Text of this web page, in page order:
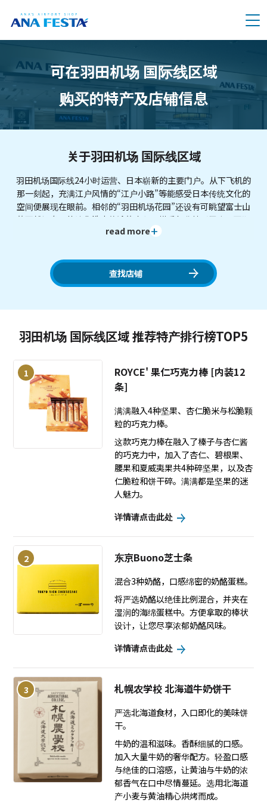
メニュー
可在羽田机场 国际线区域
购买的特产及店铺信息
关于羽田机场 国际线区域
羽田机场国际线24小时运营、日本崭新的主要门户。从下飞机的
那一刻起，充满江户风情的“江户小路”等能感受日本传统文化的
空间便展现在眼前。相邻的“羽田机场花园”还设有可眺望富士山
的天然温泉，能让您洗去旅途的疲惫。搭乘免费接驳巴士即可顺
畅地移动至国内线航站楼，是一座以最短距离连接世界与日本各
read more
查找店铺
羽田机场 国际线区域 推荐特产排行榜TOP5
1
ROYCE' 果仁巧克力棒 [内装12
条]
满满融入4种坚果、杏仁脆米与松脆颗
粒的巧克力棒。
这款巧克力棒在融入了榛子与杏仁酱
的巧克力中，加入了杏仁、碧根果、
腰果和夏威夷果共4种碎坚果，以及杏
仁脆粒和饼干碎。满满都是坚果的迷
人魅力。
详情请点击此处
2 东京Buono芝士条
混合3种奶酪，口感绵密的奶酪蛋糕。
将严选奶酪以绝佳比例混合，并夹在
湿润的海绵蛋糕中。方便拿取的棒状
设计，让您尽享浓郁奶酪风味。
详情请点击此处
3 札幌农学校 北海道牛奶饼干
严选北海道食材，入口即化的美味饼
干。
牛奶的温和滋味。香酥细腻的口感。
加入大量牛奶的奢华配方。轻盈口感
与绝佳的口溶感，让黄油与牛奶的浓
郁香气在口中尽情蔓延。选用北海道
产小麦与黄油精心烘烤而成。